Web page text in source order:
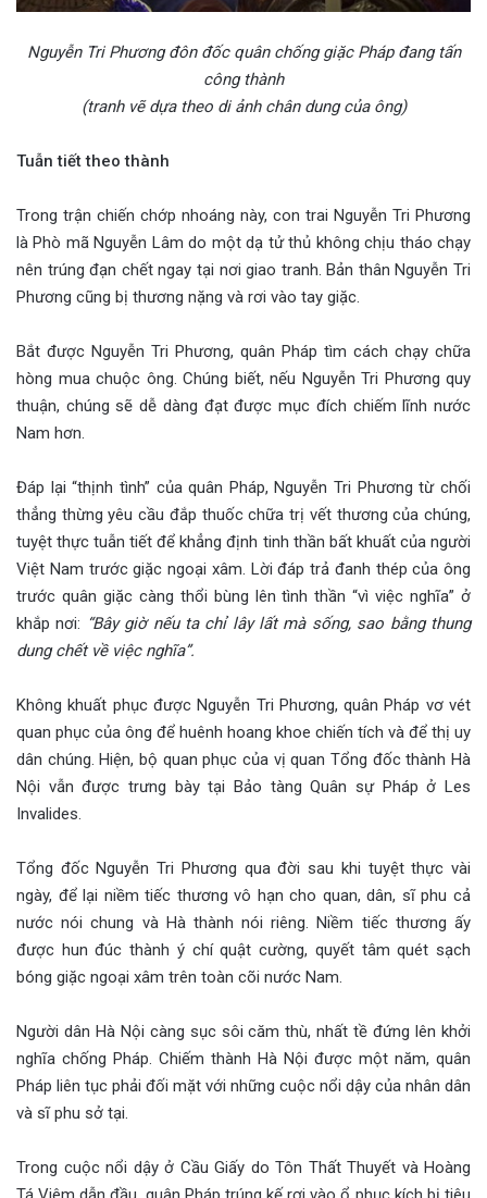
Nguyễn Tri Phương đôn đốc quân chống giặc Pháp đang tấn
công thành
(tranh vẽ dựa theo di ảnh chân dung của ông)
Tuẫn tiết theo thành
Trong trận chiến chớp nhoáng này, con trai Nguyễn Tri Phương
là Phò mã Nguyễn Lâm do một dạ tử thủ không chịu tháo chạy
nên trúng đạn chết ngay tại nơi giao tranh. Bản thân Nguyễn Tri
Phương cũng bị thương nặng và rơi vào tay giặc.
Bắt được Nguyễn Tri Phương, quân Pháp tìm cách chạy chữa
hòng mua chuộc ông. Chúng biết, nếu Nguyễn Tri Phương quy
thuận, chúng sẽ dễ dàng đạt được mục đích chiếm lĩnh nước
Nam hơn.
Đáp lại “thịnh tình” của quân Pháp, Nguyễn Tri Phương từ chối
thẳng thừng yêu cầu đắp thuốc chữa trị vết thương của chúng,
tuyệt thực tuẫn tiết để khẳng định tinh thần bất khuất của người
Việt Nam trước giặc ngoại xâm. Lời đáp trả đanh thép của ông
trước quân giặc càng thổi bùng lên tình thần “vì việc nghĩa” ở
khắp nơi: “Bây giờ nếu ta chỉ lây lất mà sống, sao bằng thung
dung chết về việc nghĩa”.
Không khuất phục được Nguyễn Tri Phương, quân Pháp vơ vét
quan phục của ông để huênh hoang khoe chiến tích và để thị uy
dân chúng. Hiện, bộ quan phục của vị quan Tổng đốc thành Hà
Nội vẫn được trưng bày tại Bảo tàng Quân sự Pháp ở Les
Invalides.
Tổng đốc Nguyễn Tri Phương qua đời sau khi tuyệt thực vài
ngày, để lại niềm tiếc thương vô hạn cho quan, dân, sĩ phu cả
nước nói chung và Hà thành nói riêng. Niềm tiếc thương ấy
được hun đúc thành ý chí quật cường, quyết tâm quét sạch
bóng giặc ngoại xâm trên toàn cõi nước Nam.
Người dân Hà Nội càng sục sôi căm thù, nhất tề đứng lên khởi
nghĩa chống Pháp. Chiếm thành Hà Nội được một năm, quân
Pháp liên tục phải đối mặt với những cuộc nổi dậy của nhân dân
và sĩ phu sở tại.
Trong cuộc nổi dậy ở Cầu Giấy do Tôn Thất Thuyết và Hoàng